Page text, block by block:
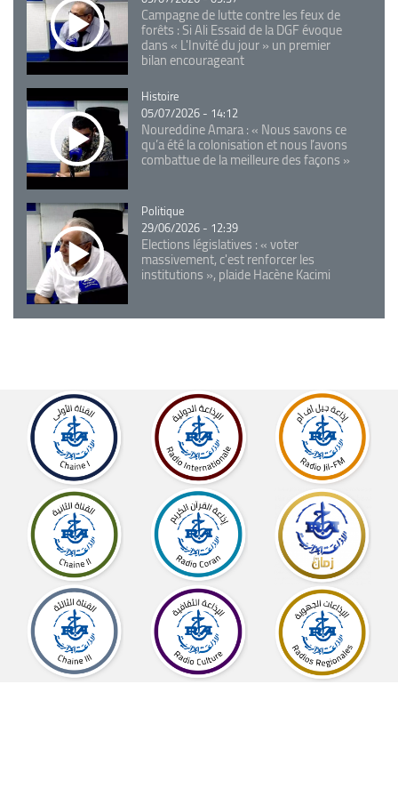
Campagne de lutte contre les feux de
forêts : Si Ali Essaid de la DGF évoque
dans « L'Invité du jour » un premier
bilan encourageant
Catégorie
Histoire
05/07/2026 - 14:12
Noureddine Amara : « Nous savons ce
qu’a été la colonisation et nous l’avons
combattue de la meilleure des façons »
Catégorie
Politique
29/06/2026 - 12:39
Elections législatives : « voter
massivement, c'est renforcer les
institutions », plaide Hacène Kacimi